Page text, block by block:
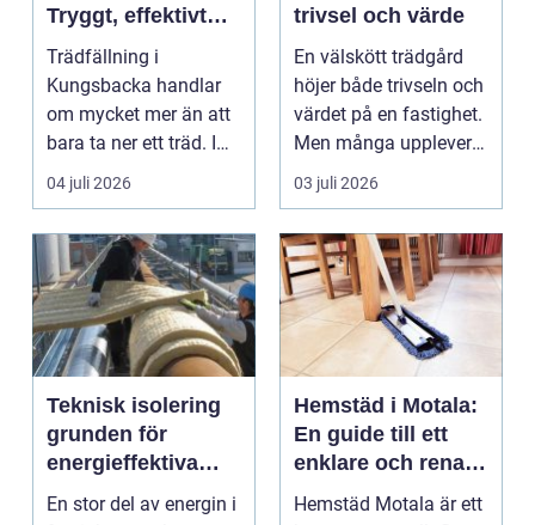
Tryggt, effektivt
och med omtanke
om hela tomten
Trädfällning i
Kungsbacka handlar
om mycket mer än att
bara ta ner ett träd. I
04 juli 2026
trivsel och värde
En välskött trädgård
höjer både trivseln och
värdet på en fastighet.
Men många upplever
att tiden, o...
03 juli 2026
Teknisk isolering
grunden för
energieffektiva
och säkra
byggnader
En stor del av energin i
Hemstäd i Motala:
En guide till ett
enklare och renare
vardagsliv
Hemstäd Motala är ett